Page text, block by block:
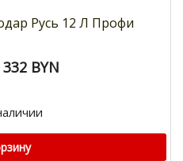
Русь 12 Л Профи
BYN